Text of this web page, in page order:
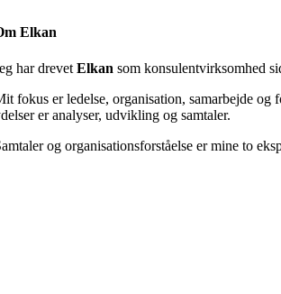
Elkan
har drevet Elkan som konsulentvirksomhed
fokus er ledelse, organisation, samarbejde og
er analyser, udvikling og samtaler.
og organisationsforståelse er mine to